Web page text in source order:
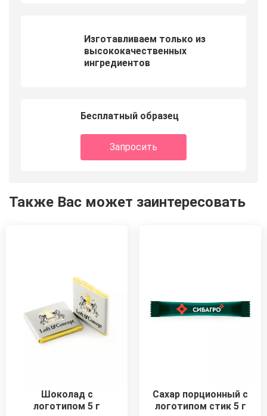
Изготавливаем только из
высококачественных
ингредиентов
Бесплатный образец
Запросить
Также Вас может заинтересовать
Шоколад с
логотипом 5 г
Сахар порционный с
логотипом стик 5 г